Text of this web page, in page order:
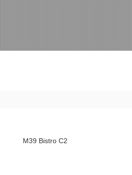
M39 Bistro C2